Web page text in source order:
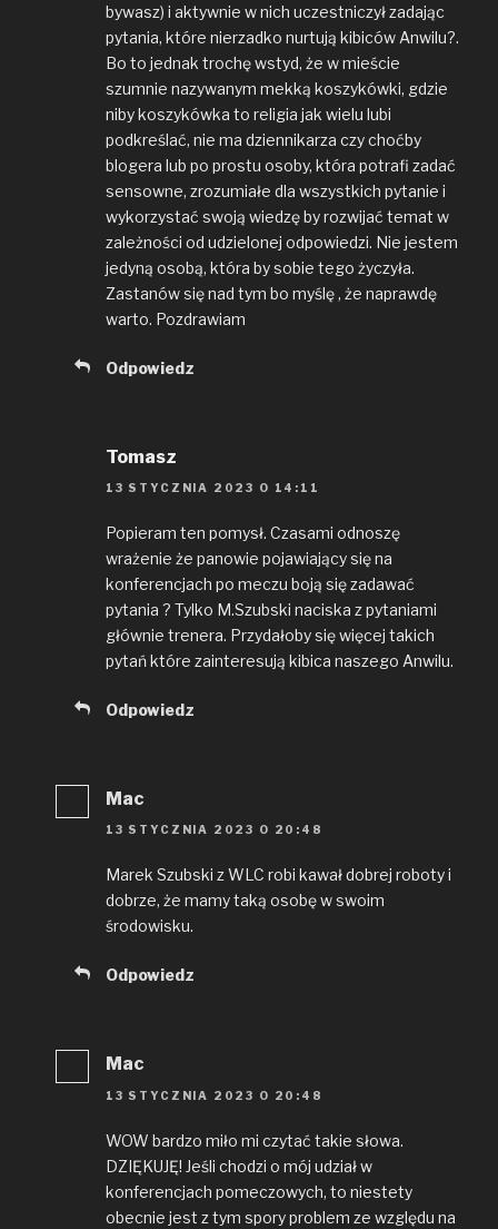
bywasz) i aktywnie w nich uczestniczył zadając
pytania, które nierzadko nurtują kibiców Anwilu?.
Bo to jednak trochę wstyd, że w mieście
szumnie nazywanym mekką koszykówki, gdzie
niby koszykówka to religia jak wielu lubi
podkreślać, nie ma dziennikarza czy choćby
blogera lub po prostu osoby, która potrafi zadać
sensowne, zrozumiałe dla wszystkich pytanie i
wykorzystać swoją wiedzę by rozwijać temat w
zależności od udzielonej odpowiedzi. Nie jestem
jedyną osobą, która by sobie tego życzyła.
Zastanów się nad tym bo myślę , że naprawdę
warto. Pozdrawiam
Odpowiedz
Tomasz
13 STYCZNIA 2023 O 14:11
Popieram ten pomysł. Czasami odnoszę
wrażenie że panowie pojawiający się na
konferencjach po meczu boją się zadawać
pytania ? Tylko M.Szubski naciska z pytaniami
głównie trenera. Przydałoby się więcej takich
pytań które zainteresują kibica naszego Anwilu.
Odpowiedz
Mac
13 STYCZNIA 2023 O 20:48
Marek Szubski z WLC robi kawał dobrej roboty i
dobrze, że mamy taką osobę w swoim
środowisku.
Odpowiedz
Mac
13 STYCZNIA 2023 O 20:48
WOW bardzo miło mi czytać takie słowa.
DZIĘKUJĘ! Jeśli chodzi o mój udział w
konferencjach pomeczowych, to niestety
obecnie jest z tym spory problem ze względu na